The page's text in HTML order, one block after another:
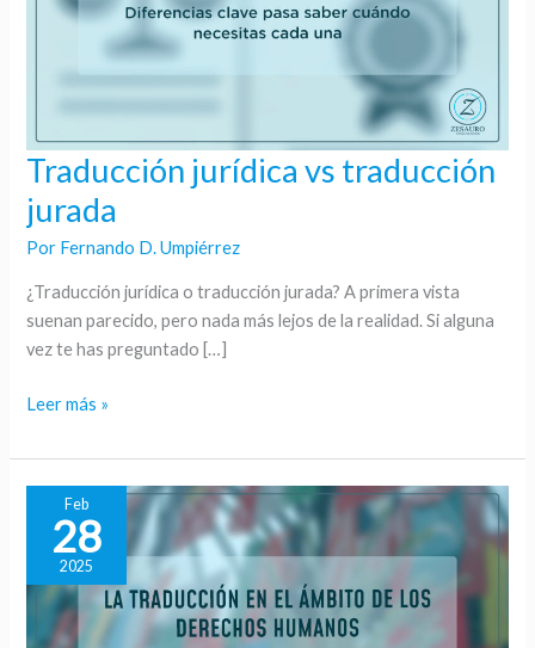
Traducción jurídica vs traducción
jurada
Por Fernando D. Umpiérrez
¿Traducción jurídica o traducción jurada? A primera vista
suenan parecido, pero nada más lejos de la realidad. Si alguna
vez te has preguntado […]
Traducción
vs
traducción
Leer más »
Feb
28
2025